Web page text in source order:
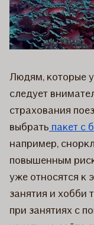
Людям, которые
следует
страхования
выбрать пакет с
например,
повышенным
уже относятся к
занятия и хобби
при занятиях с